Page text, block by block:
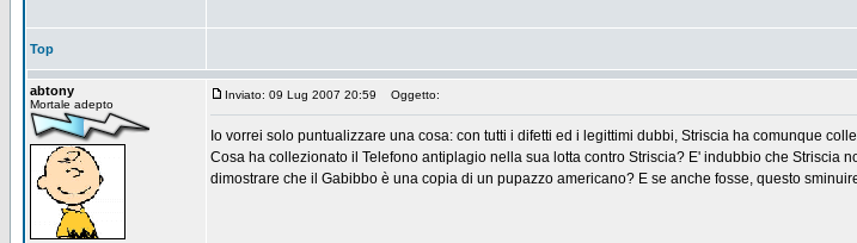
Top
abtony
Mortale adepto
Inviato: 09 Lug 2007 20:59 Oggetto:
Io vorrei solo puntualizzare una cosa: con tutti i difetti ed i legittimi dubbi, Striscia ha comunque
Cosa ha collezionato il Telefono antiplagio nella sua lotta contro Striscia? E' indubbio che Striscia
dimostrare che il Gabibbo è una copia di un pupazzo americano? E se anche fosse, questo